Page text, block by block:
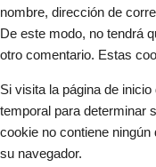
nombre, dirección de
De este modo, no tendrá
otro comentario. Estas
Si visita la página de
temporal para determinar
cookie no contiene
su navegador.